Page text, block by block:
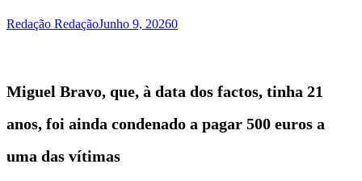
Redação RedaçãoJunho 9, 20260
Miguel Bravo, que, à data dos factos, tinha 21
anos, foi ainda condenado a pagar 500 euros a
uma das vítimas